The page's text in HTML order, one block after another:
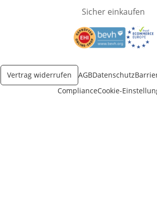
Sicher einkaufen
Öffnet in neuemÖffnet
Vertrag widerrufen AGBDatenschutz
ComplianceCookie-